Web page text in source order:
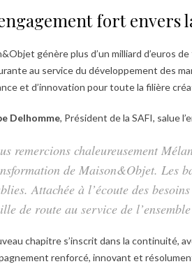
fort envers
génère plus d’un milliard d’euros
au service du développement des
et d’innovation pour toute la filière
Delhomme, Président de la SAFI, salue
remercions chaleureusement
de Maison&Objet. Les
Attachée à l’écoute des
de route au service de
chapitre s’inscrit dans la continuité,
renforcé, innovant et